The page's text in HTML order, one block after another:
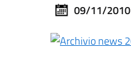
09/11/2010